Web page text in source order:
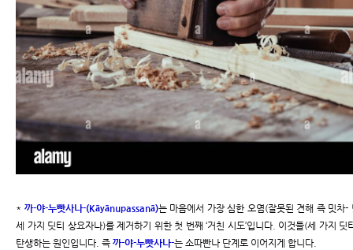
* 까-야-누빳사나-(Kāyānupassanā)는 마음에서 가장 심한 오염(잘못된 견해 즉 밋차
세 가지 딧티 상요자나)를 제거하기 위한 첫 번째 ‘거친 시도’입니다. 이것들(세 가지
탄생하는 원인입니다. 즉 까-야-누빳사나-는 소따빤나 단계로 이어지게 합니다.